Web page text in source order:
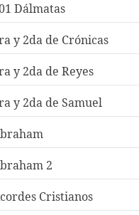
Dálmatas
y 2da de Crónicas
y 2da de Reyes
y 2da de Samuel
2
Cristianos